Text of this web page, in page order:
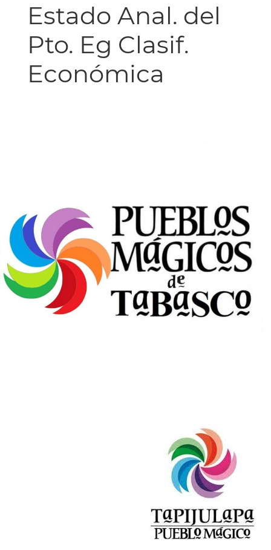
Estado Anal. del
Pto. Eg Clasif.
Económica